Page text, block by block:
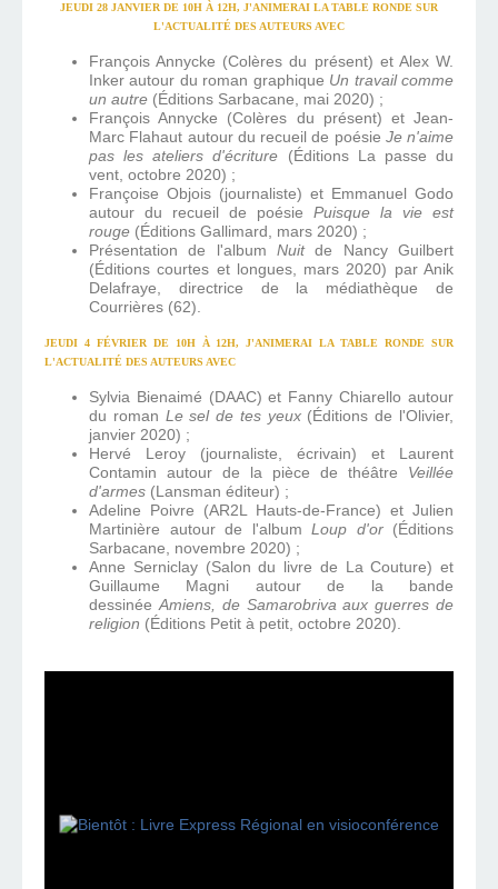
JEUDI 28 JANVIER DE 10H À 12H, J'ANIMERAI LA TABLE RONDE SUR
L'ACTUALITÉ DES AUTEURS AVEC
François Annycke (Colères du présent) et Alex W.
Inker autour du roman graphique Un travail comme
un autre (Éditions Sarbacane, mai 2020) ;
François Annycke (Colères du présent) et Jean-
Marc Flahaut autour du recueil de poésie Je n'aime
pas les ateliers d'écriture (Éditions La passe du
vent, octobre 2020) ;
Françoise Objois (journaliste) et Emmanuel Godo
autour du recueil de poésie Puisque la vie est
rouge (Éditions Gallimard, mars 2020) ;
Présentation de l'album Nuitde Nancy Guilbert
(Éditions courtes et longues, mars 2020) par Anik
Delafraye, directrice de la médiathèque de
Courrières (62).
JEUDI 4 FÉVRIER DE 10H À 12H, J'ANIMERAI LA TABLE RONDE SUR
L'ACTUALITÉ DES AUTEURS AVEC
Sylvia Bienaimé (DAAC) et Fanny Chiarello autour
du roman Le sel de tes yeux(Éditions de l'Olivier,
janvier 2020) ;
Hervé Leroy (journaliste, écrivain) et Laurent
Contamin autour de la pièce de théâtre Veillée
d'armes (Lansman éditeur) ;
Adeline Poivre (AR2L Hauts-de-France) et Julien
Martinière autour de l'album Loup d'or(Éditions
Sarbacane, novembre 2020) ;
Anne Serniclay (Salon du livre de La Couture) et
Guillaume Magni autour de la bande
dessinéeAmiens, de Samarobriva aux guerres de
religion (Éditions Petit à petit, octobre 2020).